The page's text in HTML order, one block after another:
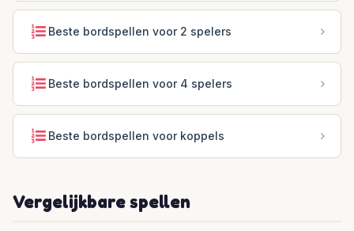
Beste bordspellen voor 2 spelers
Beste bordspellen voor 4 spelers
Beste bordspellen voor koppels
Vergelijkbare spellen